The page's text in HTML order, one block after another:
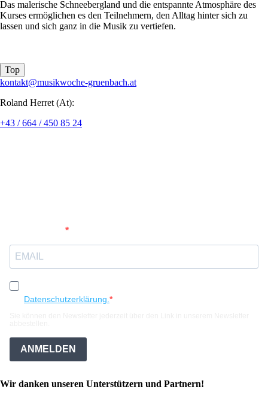
Das malerische Schneebergland und die entspannte Atmosphäre des
Kurses ermöglichen es den Teilnehmern, den Alltag hinter sich zu
lassen und sich ganz in die Musik zu vertiefen.
Top
kontakt@musikwoche-gruenbach.at
Roland Herret (At):
+43 / 664 / 450 85 24
Datenschutzerklärung.
ANMELDEN
Wir danken unseren Unterstützern und Partnern!